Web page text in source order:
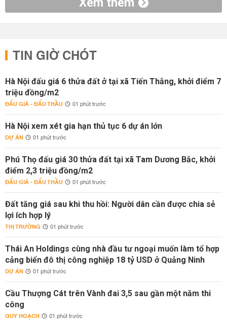
TIN GIỜ CHÓT
Hà Nội đấu giá 6 thửa đất ở tại xã Tiến Thắng, khởi điểm 7
triệu đồng/m2
ĐẤU GIÁ - ĐẤU THẦU 01 phút trước
Hà Nội xem xét gia hạn thủ tục 6 dự án lớn
DỰ ÁN 01 phút trước
Phú Thọ đấu giá 30 thửa đất tại xã Tam Dương Bắc, khởi
điểm 2,3 triệu đồng/m2
ĐẤU GIÁ - ĐẤU THẦU 01 phút trước
Đất tăng giá sau khi thu hồi: Người dân cần được chia sẻ
lợi ích hợp lý
THỊ TRƯỜNG 01 phút trước
Thái An Holdings cùng nhà đầu tư ngoại muốn làm tổ hợp
cảng biển đô thị công nghiệp 18 tỷ USD ở Quảng Ninh
DỰ ÁN 01 phút trước
Cầu Thượng Cát trên Vành đai 3,5 sau gần một năm thi
công
QUY HOẠCH 01 phút trước